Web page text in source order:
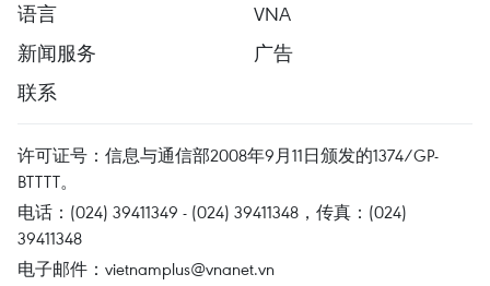
语言
VNA
新闻服务
广告
联系
许可证号：信息与通信部2008年9月11日颁发的1374/GP-
BTTTT。
电话：(024) 39411349 - (024) 39411348，传真：(024)
39411348
电子邮件： vietnamplus@vnanet.vn